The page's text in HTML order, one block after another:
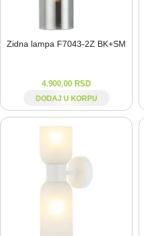
Zidna lampa F7043-⁠2Z BK+SM
4.900,00 RSD
DODAJ U KORPU